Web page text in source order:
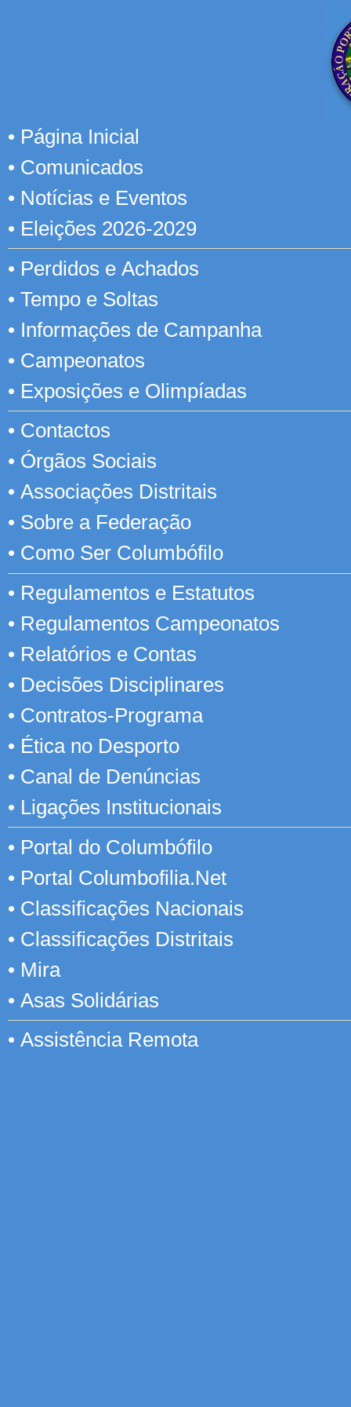
• Página Inicial
• Comunicados
• Notícias e Eventos
• Eleições 2026-2029
• Perdidos e Achados
• Tempo e Soltas
• Informações de Campanha
• Campeonatos
• Exposições e Olimpíadas
• Contactos
• Órgãos Sociais
• Associações Distritais
• Sobre a Federação
• Como Ser Columbófilo
• Regulamentos e Estatutos
• Regulamentos Campeonatos
• Relatórios e Contas
• Decisões Disciplinares
• Contratos-Programa
• Ética no Desporto
• Canal de Denúncias
• Ligações Institucionais
• Portal do Columbófilo
• Portal Columbofilia.Net
• Classificações Nacionais
• Classificações Distritais
• Mira
• Asas Solidárias
• Assistência Remota